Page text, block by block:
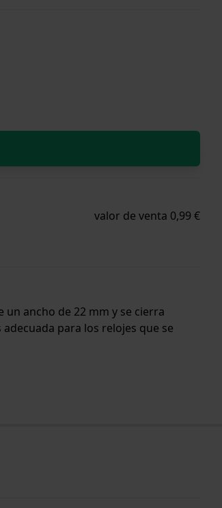
valor de venta 0,99 €
ancho de 22 mm y se cierra
para los relojes que se